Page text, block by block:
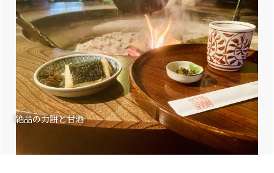
絶品の力餅と甘酒